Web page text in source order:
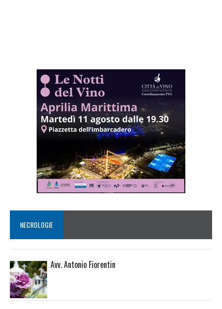
NECROLOGIE
Avv. Antonio Fiorentin